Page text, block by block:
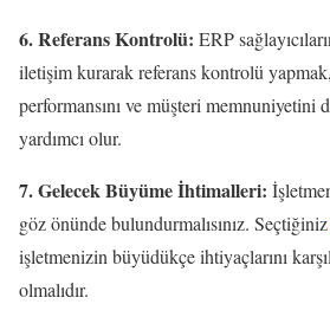
6. Referans Kontrolü: ERP
iletişim kurarak referans kontrolü yapmak,
performansını ve müşteri memnuniyetini
yardımcı olur.
7. Gelecek Büyüme İhtimalleri:
göz önünde bulundurmalısınız. Seçtiğiniz
işletmenizin büyüdükçe ihtiyaçlarını
olmalıdır.